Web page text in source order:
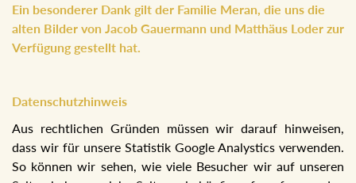
Ein besonderer Dank gilt der Familie Meran, die uns die
alten Bilder von Jacob Gauermann und Matthäus Loder zur
Verfügung gestellt hat.
Datenschutzhinweis
Aus rechtlichen Gründen müssen wir darauf hinweisen,
dass wir für unsere Statistik Google Analystics verwenden.
So können wir sehen, wie viele Besucher wir auf unseren